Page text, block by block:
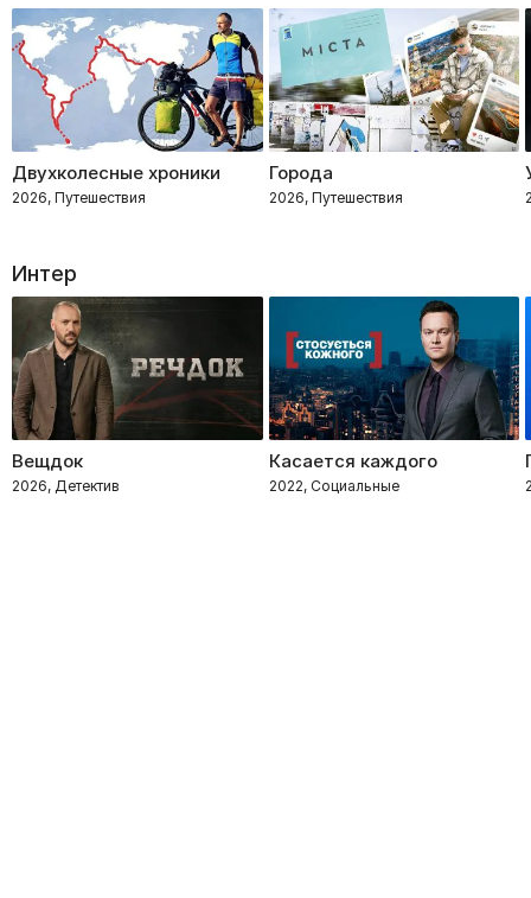
Двухколесные хроники
2026, Путешествия
Города
2026, Путешествия
Интер
Вещдок
2026, Детектив
Касается каждого
2022, Социальные